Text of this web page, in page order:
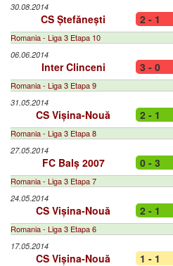
30.08.2014
CS Ștefănești 2 - 1
Romania - Liga 3 Etapa 10
06.06.2014
Inter Clinceni 3 - 0
Romania - Liga 3 Etapa 9
31.05.2014
CS Vișina-Nouă 2 - 1
Romania - Liga 3 Etapa 8
27.05.2014
FC Balș 2007 0 - 3
Romania - Liga 3 Etapa 7
24.05.2014
CS Vișina-Nouă 2 - 1
Romania - Liga 3 Etapa 6
17.05.2014
CS Vișina-Nouă 1 - 1